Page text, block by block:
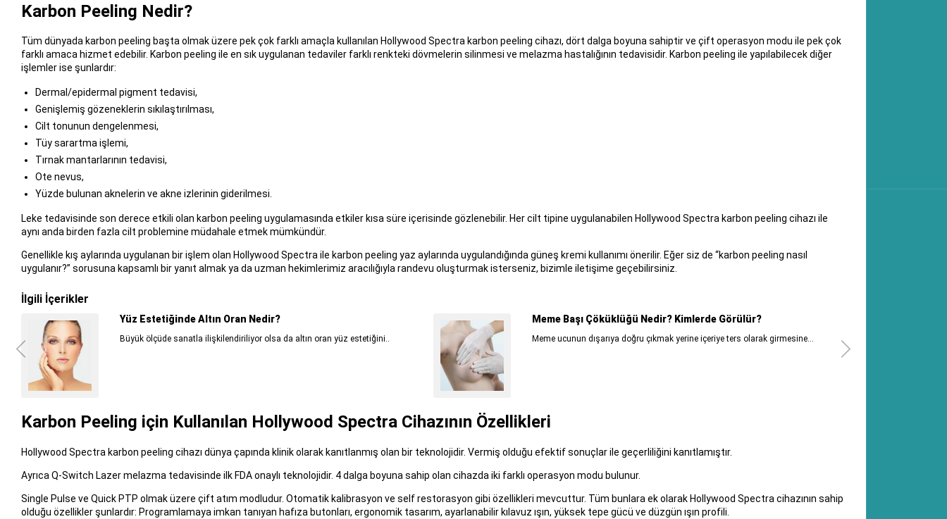
Karbon Peeling Nedir?
Tüm dünyada karbon peeling başta olmak üzere pek çok farklı amaçla kullanılan Hollywood Spectra karbon peeling cihazı, dört dalga boyuna sahiptir ve çift operasyon modu ile pek çok
farklı amaca hizmet edebilir. Karbon peeling ile en sık uygulanan tedaviler farklı renkteki dövmelerin silinmesi ve melazma hastalığının tedavisidir. Karbon peeling ile yapılabilecek diğer
işlemler ise şunlardır:
Dermal/epidermal pigment tedavisi,
Genişlemiş gözeneklerin sıkılaştırılması,
Cilt tonunun dengelenmesi,
Tüy sarartma işlemi,
Tırnak mantarlarının tedavisi,
Ote nevus,
Yüzde bulunan aknelerin ve akne izlerinin giderilmesi.
Leke tedavisinde son derece etkili olan karbon peeling uygulamasında etkiler kısa süre içerisinde gözlenebilir. Her cilt tipine uygulanabilen Hollywood Spectra karbon peeling cihazı ile
aynı anda birden fazla cilt problemine müdahale etmek mümkündür.
Genellikle kış aylarında uygulanan bir işlem olan Hollywood Spectra ile karbon peeling yaz aylarında uygulandığında güneş kremi kullanımı önerilir. Eğer siz de “karbon peeling nasıl
uygulanır?” sorusuna kapsamlı bir yanıt almak ya da uzman hekimlerimiz aracılığıyla randevu oluşturmak isterseniz, bizimle iletişime geçebilirsiniz.
İlgili İçerikler
Yüz Estetiğinde Altın Oran Nedir?
Büyük ölçüde sanatla ilişkilendiriliyor olsa da altın oran yüz estetiğini..
Meme Başı Çöküklüğü Nedir? Kimlerde Görülür?
Meme ucunun dışarıya doğru çıkmak yerine içeriye ters olarak girmesine...
Karbon Peeling için Kullanılan Hollywood Spectra Cihazının Özellikleri
Hollywood Spectra karbon peeling cihazı dünya çapında klinik olarak kanıtlanmış olan bir teknolojidir. Vermiş olduğu efektif sonuçlar ile geçerliliğini kanıtlamıştır.
Ayrıca Q-Switch Lazer melazma tedavisinde ilk FDA onaylı teknolojidir. 4 dalga boyuna sahip olan cihazda iki farklı operasyon modu bulunur.
Single Pulse ve Quick PTP olmak üzere çift atım modludur. Otomatik kalibrasyon ve self restorasyon gibi özellikleri mevcuttur. Tüm bunlara ek olarak Hollywood Spectra cihazının sahip
olduğu özellikler şunlardır: Programlamaya imkan tanıyan hafıza butonları, ergonomik tasarım, ayarlanabilir kılavuz ışın, yüksek tepe gücü ve düzgün ışın profili.